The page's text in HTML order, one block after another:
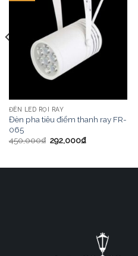
ĐÈN LED RỌI RAY
Đèn pha tiêu điểm thanh ray FR-
065
450,000₫ 292,000₫